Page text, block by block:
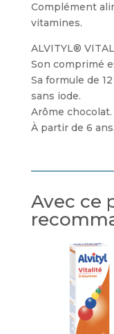
ALVITYL®
Complément
vitamines.
ALVITYL®
Son comprimé
Sa formule de
sans iode.
Arôme chocolat.
À partir de 6 ans.
Avec ce